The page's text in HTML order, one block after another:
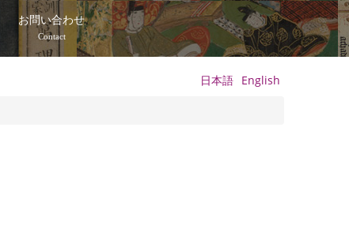
お問い合わせ
Contact
日本語 English